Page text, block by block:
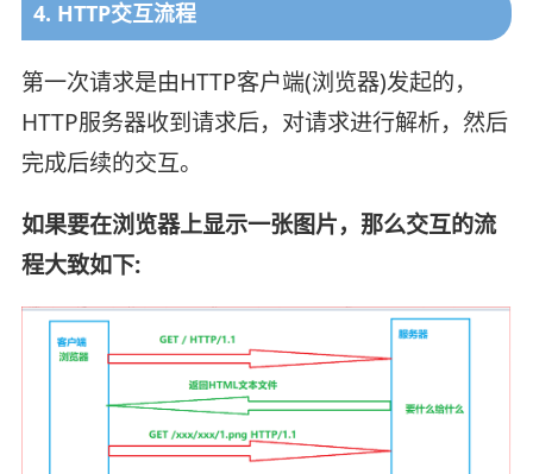
4. HTTP交互流程
第一次请求是由HTTP客户端(浏览器)发起的，
HTTP服务器收到请求后，对请求进行解析，然后
完成后续的交互。
如果要在浏览器上显示一张图片，那么交互的流
程大致如下: